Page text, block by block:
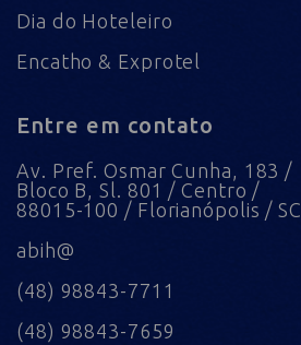
Dia do Hoteleiro
Encatho & Exprotel
Entre em contato
Av. Pref. Osmar Cunha, 183 /
Bloco B, Sl. 801 / Centro /
88015-100 / Florianópolis / SC
abih@
(48) 98843-7711
(48) 98843-7659